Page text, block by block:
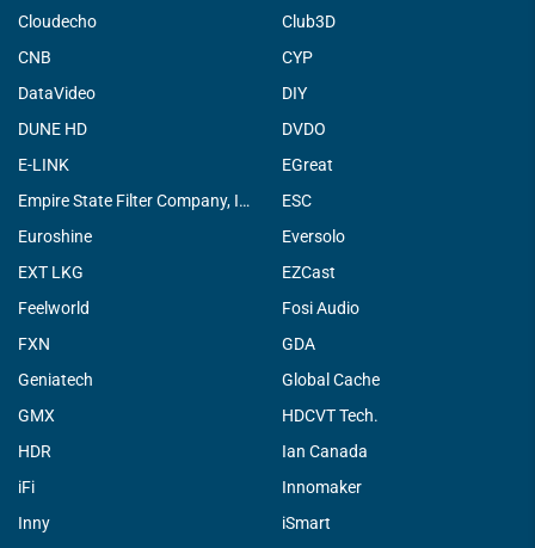
Cloudecho
Club3D
CNB
CYP
DataVideo
DIY
DUNE HD
DVDO
E-LINK
EGreat
Empire State Filter Company, INC.
ESC
Euroshine
Eversolo
EXT LKG
EZCast
Feelworld
Fosi Audio
FXN
GDA
Geniatech
Global Cache
GMX
HDCVT Tech.
HDR
Ian Canada
iFi
Innomaker
Inny
iSmart